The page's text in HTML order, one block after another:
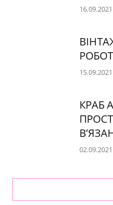
16.09.2021
15.09.2021
КРАБ
02.09.2021